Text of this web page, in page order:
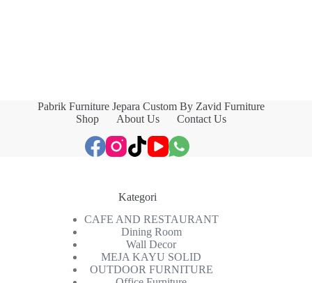
Pabrik Furniture Jepara Custom By Zavid Furniture
Shop
About Us Contact Us
Kategori
CAFE AND RESTAURANT
Dining Room
Wall Decor
MEJA KAYU SOLID
OUTDOOR FURNITURE